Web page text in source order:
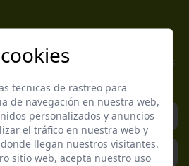
boletines
y no te pierdas nuestras ofertas
tecnicas de rastreo para
de navegación en nuestra web,
personalizados y anuncios
el tráfico en nuestra web y
llegan nuestros visitantes.
sitio web, acepta nuestro uso